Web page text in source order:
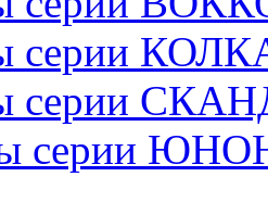
серии
серии
серии